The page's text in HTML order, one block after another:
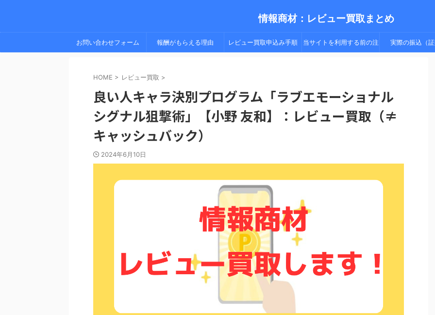
情報商材：レビュー買取まとめ
お問い合わせフォーム 報酬がもらえる理由 レビュー買取申込み手順 当サイトを利用する前の注 実際の振込（証
HOME > レビュー買取 >
良い人キャラ決別プログラム「ラブエモーショナル
シグナル狙撃術」【小野 友和】：レビュー買取（≠
キャッシュバック）
2024年6月10日